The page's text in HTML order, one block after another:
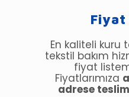
Fiyat
En kaliteli kuru
tekstil bakım
fiyat
Fiyatlarımıza
adrese